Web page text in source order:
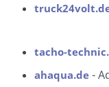
tacho-
ahaqua.de -